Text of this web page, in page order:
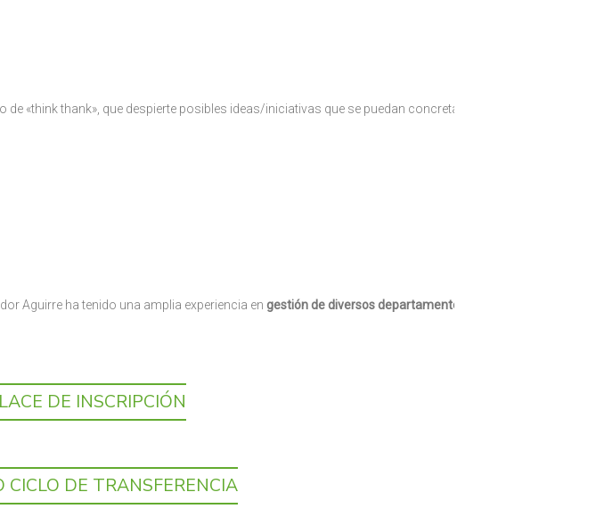
«think thank», que despierte posibles ideas/iniciativas que se puedan concretar en proyectos.
Aguirre ha tenido una amplia experiencia en gestión de diversos departamentos desde RRHH hasta
DE INSCRIPCIÓN
CICLO DE TRANSFERENCIA